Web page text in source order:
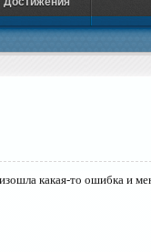
какая-то ошибка и